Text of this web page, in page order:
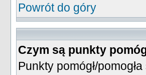
Powrót do góry
Czym są punkty
Punkty pomógł/